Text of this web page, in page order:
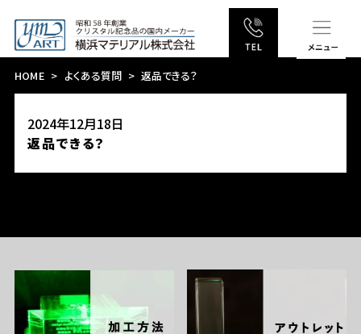
HOME よくある質問 返品できる？
2024年12月18日
返品できる？